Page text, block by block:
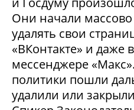
Они начали
удалять свои
«ВКонтакте» и даже
мессенджере
политики пошли
удалили или